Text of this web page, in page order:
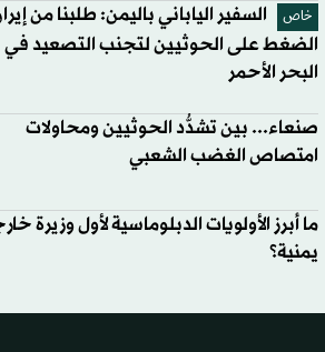
خاص
السفير الياباني باليمن: طلبنا من
الضغط على الحوثيين لتجنب التصعيد في
البحر الأحمر
صنعاء... بين تشدُّد الحوثيين ومحاولات
امتصاص الغضب الشعبي
ما أبرز الأولويات الدبلوماسية لأول وزيرة
يمنية؟